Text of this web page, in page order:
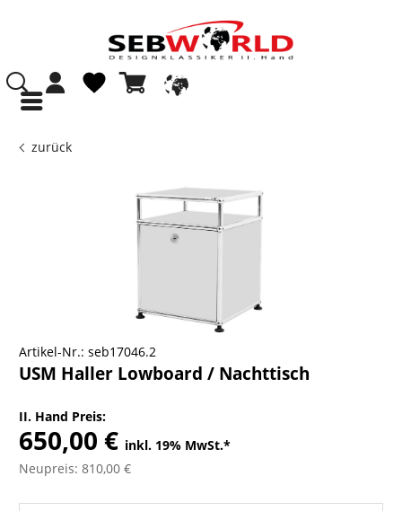
zurück
Artikel-Nr.: seb17046.2
USM Haller Lowboard / Nachttisch
II. Hand Preis:
650,00 € inkl. 19% MwSt.*
Neupreis: 810,00 €